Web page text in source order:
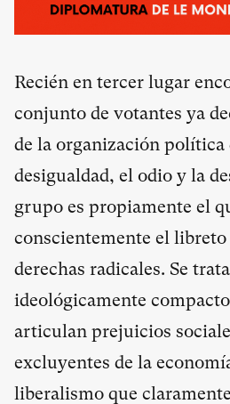
Recién en tercer lugar
conjunto de votantes ya
de la organización política
desigualdad, el odio y la
grupo es propiamente el
conscientemente el
derechas radicales. Se
ideológicamente
articulan prejuicios
excluyentes de la
liberalismo que